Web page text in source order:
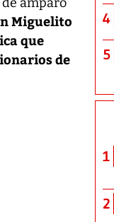
amparo
Miguelito
que
de
4
5
1
2